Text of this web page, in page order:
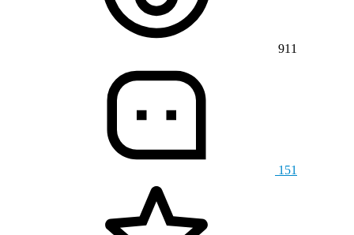
911
151